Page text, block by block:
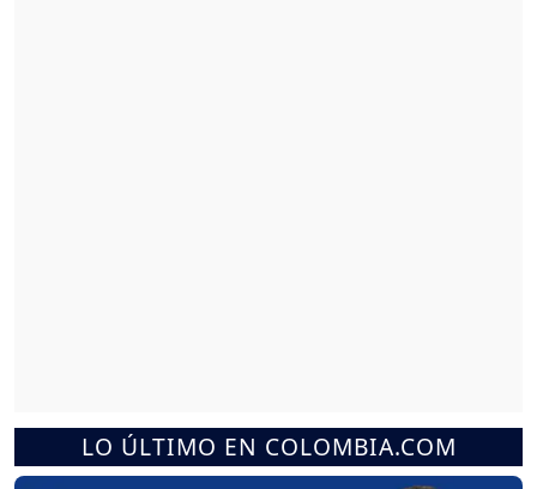
LO ÚLTIMO EN COLOMBIA.COM